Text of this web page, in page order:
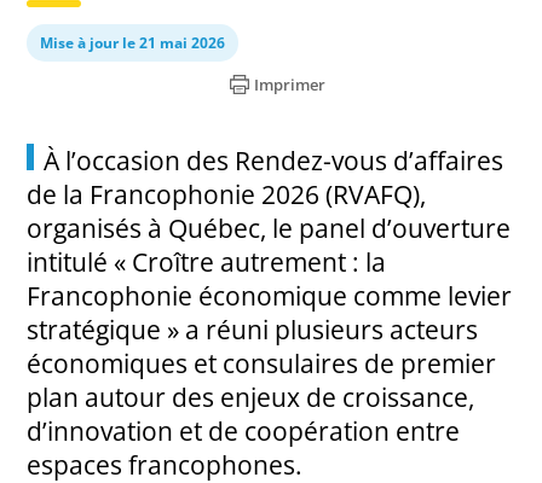
Mise à jour le 21 mai 2026
Imprimer
À l’occasion des Rendez-vous d’affaires
de la Francophonie 2026 (RVAFQ),
organisés à Québec, le panel d’ouverture
intitulé « Croître autrement : la
Francophonie économique comme levier
stratégique » a réuni plusieurs acteurs
économiques et consulaires de premier
plan autour des enjeux de croissance,
d’innovation et de coopération entre
espaces francophones.